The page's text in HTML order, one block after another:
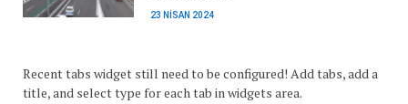
23 NISAN 2024
Recent tabs widget still need to be configured! Add tabs, add a
title, and select type for each tab in widgets area.